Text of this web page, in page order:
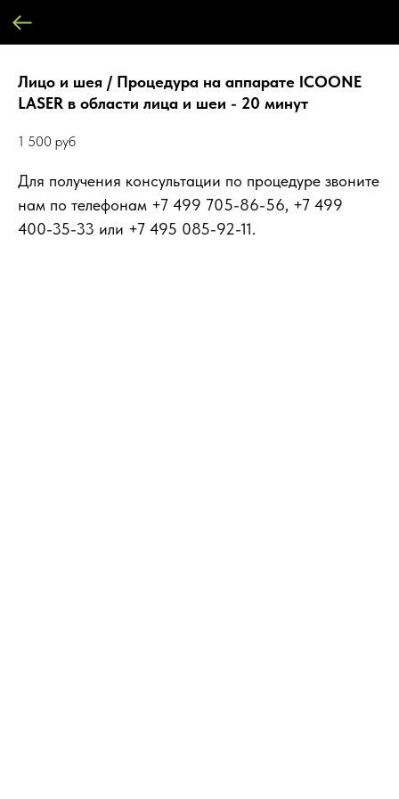
Лицо и шея / Процедура на аппарате ICOONE
LASER в области лица и шеи - 20 минут
1 500 руб
Для получения консультации по процедуре звоните
нам по телефонам +7 499 705-86-56, +7 499
400-35-33 или +7 495 085-92-11.